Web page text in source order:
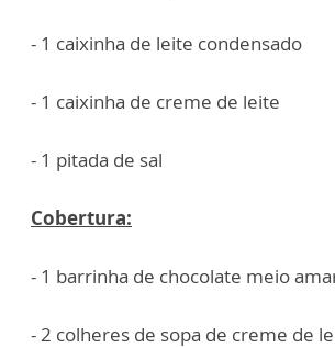
- 1 caixinha de leite condensado
- 1 caixinha de creme de leite
- 1 pitada de sal
Cobertura:
- 1 barrinha de chocolate meio
- 2 colheres de sopa de creme de